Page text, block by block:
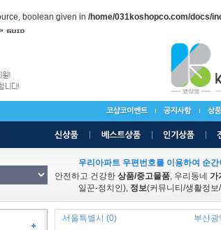
boolean given in /home/031koshopco.com/docs/
우리아파트 우편번호를 이용하여 순
안전하고 건강한 상품/중고물품, 우리동네 가
일꾼-정치인), 정보(커뮤니티/생활정
서울특별시 (0) 부산